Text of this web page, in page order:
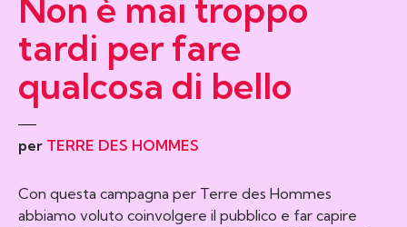
Non è mai troppo
tardi per fare
qualcosa di bello
per TERRE DES HOMMES
Con questa campagna per Terre des Hommes
abbiamo voluto coinvolgere il pubblico e far capire